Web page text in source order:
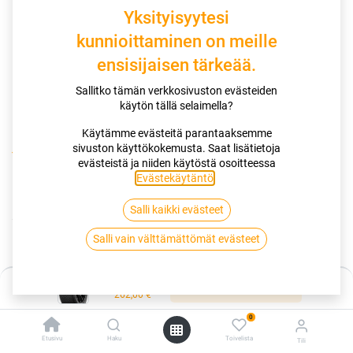
262,00€
Etusivu Haku
0
Toivelista Tili
Kauppa
235/50R20 104T GOODYEAR ULTRAGRIP ICE 3 XL
235/50R20 104T GOODYEAR
ULTRAGRIP ICE 3 XL
262,00€/ kpl
Toimittajilla (kotimaa): Saatavilla
Yksityisyytesi
kunnioittaminen on meille
ensisijaisen tärkeää.
Sallitko tämän verkkosivuston evästeiden
käytön tällä selaimella?
Käytämme evästeitä parantaaksemme
sivuston käyttökokemusta. Saat lisätietoja
evästeistä ja niiden käytöstä osoitteessa
Evästekäytäntö
Salli kaikki evästeet
Salli vain välttämättömät evästeet